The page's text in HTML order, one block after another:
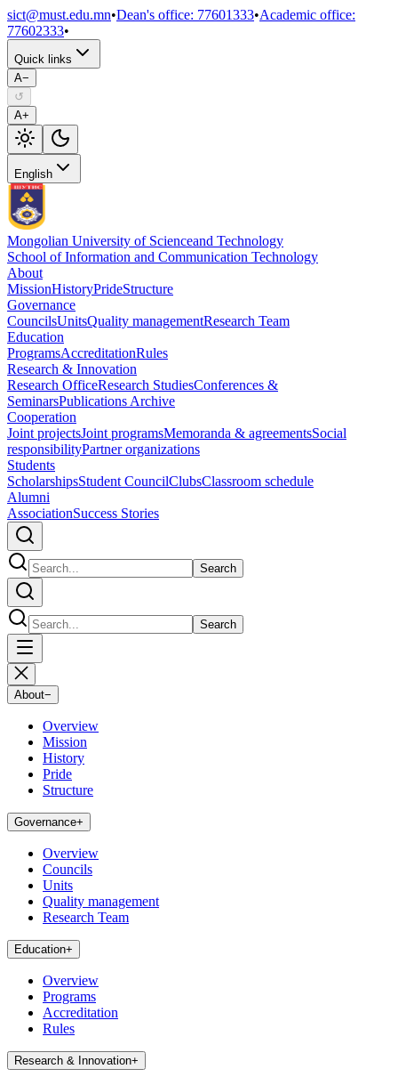
sict@must.edu.mn•Dean's office: 77601333•Academic office:
77602333•
Quick links
A−
↺
A+
English
Mongolian University of Scienceand Technology
School of Information and Communication Technology
About
MissionHistoryPrideStructure
Governance
CouncilsUnitsQuality managementResearch Team
Education
ProgramsAccreditationRules
Research & Innovation
Research OfficeResearch StudiesConferences &
SeminarsPublications Archive
Cooperation
Joint projectsJoint programsMemoranda & agreementsSocial
responsibilityPartner organizations
Students
ScholarshipsStudent CouncilClubsClassroom schedule
Alumni
AssociationSuccess Stories
Search
Search
About−
Overview
Mission
History
Pride
Structure
Governance+
Overview
Councils
Units
Quality management
Research Team
Education+
Overview
Programs
Accreditation
Rules
Research & Innovation+